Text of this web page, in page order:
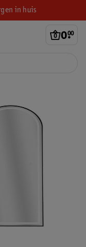
in huis
0.
00